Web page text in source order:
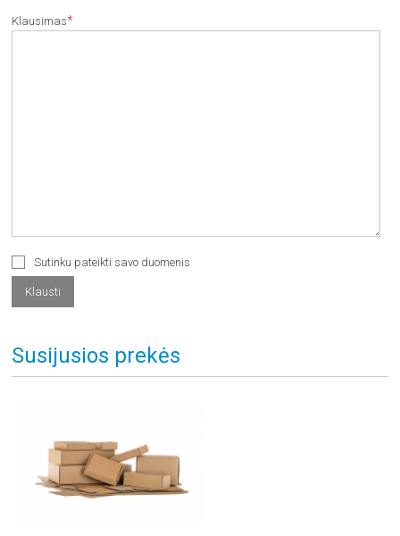
Klausimas*
Sutinku pateikti savo duomenis
Susijusios prekės